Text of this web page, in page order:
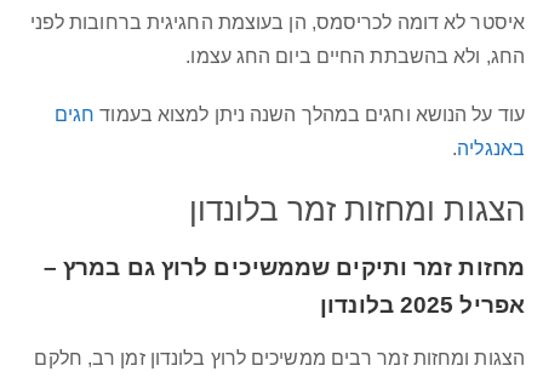
איסטר לא דומה לכריסמס, הן בעוצמת החגיגית ברחובות לפני
החג, ולא בהשבתת החיים ביום החג עצמו.
עוד על הנושא וחגים במהלך השנה ניתן למצוא בעמוד חגים
באנגליה.
הצגות ומחזות זמר בלונדון
מחזות זמר ותיקים שממשיכים לרוץ גם במרץ –
אפריל 2025 בלונדון
הצגות ומחזות זמר רבים ממשיכים לרוץ בלונדון זמן רב, חלקם